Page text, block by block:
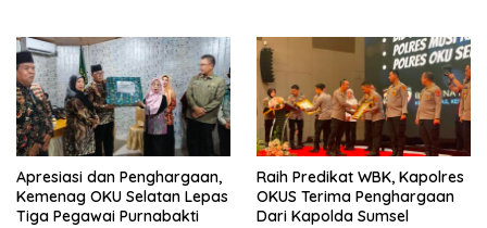
Apresiasi dan Penghargaan,
Kemenag OKU Selatan Lepas
Tiga Pegawai Purnabakti
Raih Predikat WBK, Kapolres
OKUS Terima Penghargaan
Dari Kapolda Sumsel